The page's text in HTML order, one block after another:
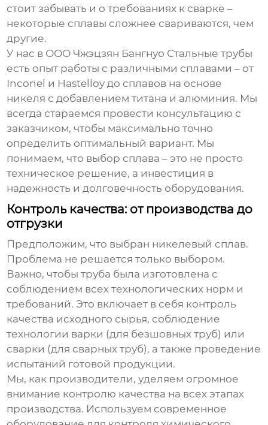
стоит забывать и о требованиях к сварке –
некоторые сплавы сложнее свариваются, чем
другие.
У нас в ООО Чжэцзян Бангнуо Стальные трубы
есть опыт работы с различными сплавами – от
Inconel и Hastelloy до сплавов на основе
никеля с добавлением титана и алюминия. Мы
всегда стараемся провести консультацию с
заказчиком, чтобы максимально точно
определить оптимальный вариант. Мы
понимаем, что выбор сплава – это не просто
техническое решение, а инвестиция в
надежность и долговечность оборудования.
Контроль качества: от производства до
отгрузки
Предположим, что выбран никелевый сплав.
Проблема не решается только выбором.
Важно, чтобы труба была изготовлена с
соблюдением всех технологических норм и
требований. Это включает в себя контроль
качества исходного сырья, соблюдение
технологии варки (для безшовных труб) или
сварки (для сварных труб), а также проведение
испытаний готовой продукции.
Мы, как производители, уделяем огромное
внимание контролю качества на всех этапах
производства. Используем современное